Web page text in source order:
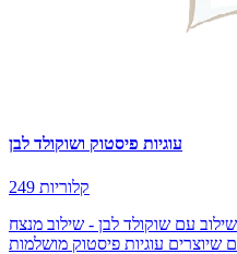
עוגיות פיסטוק ושוקולד לבן
249 קלוריות
עם שוקולד לבן - שילוב מנצח
שיוצרים עוגיות פיסטוק מושלמות